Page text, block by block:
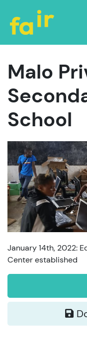
Malo
School
January 14th, 2022:
Center established